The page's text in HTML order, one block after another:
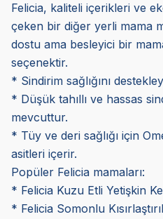
Felicia, kaliteli içerikleri ve
çeken bir diğer yerli mama
dostu ama besleyici bir
seçenektir.
* Sindirim sağlığını
* Düşük tahıllı ve hassas
mevcuttur.
* Tüy ve deri sağlığı için
asitleri içerir.
Popüler Felicia mamaları:
* Felicia Kuzu Etli Yetişkin
* Felicia Somonlu